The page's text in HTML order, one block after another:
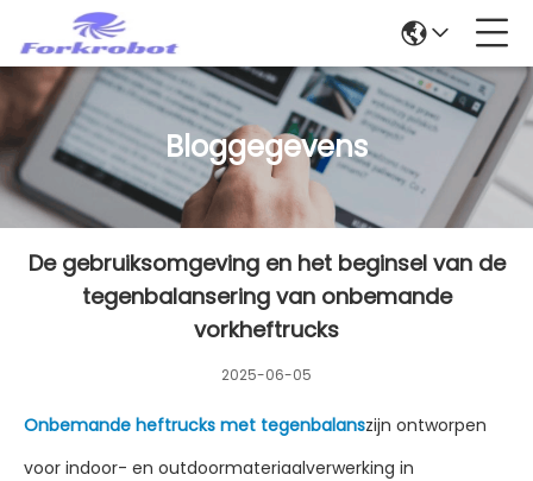
Bloggegevens
De gebruiksomgeving en het beginsel van de
tegenbalansering van onbemande
vorkheftrucks
2025-06-05
Onbemande heftrucks met tegenbalanszijn ontworpen
voor indoor- en outdoormateriaalverwerking in